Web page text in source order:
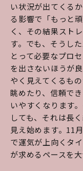
い状況が出てくる
る影響で「もっと
く、その結果スト
す。でも、そうし
とって必要なプロ
を出さないほうが
やく見えてくるも
眺めたり、信頼で
いやすくなります
しても、それは長
見え始めます。11
で運気が上向くタ
が求めるペースを